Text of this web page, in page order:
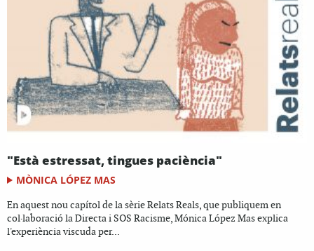
"Està estressat, tingues paciència"
MÒNICA LÓPEZ MAS
En aquest nou capítol de la sèrie Relats Reals, que publiquem en
col·laboració la Directa i SOS Racisme, Mónica López Mas explica
l'experiència viscuda per...